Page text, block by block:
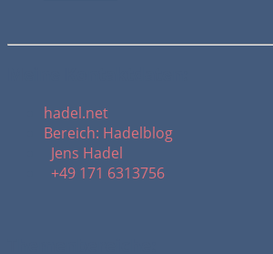
hadel.net
Bereich: Hadelblog
Jens Hadel
+49 171 6313756